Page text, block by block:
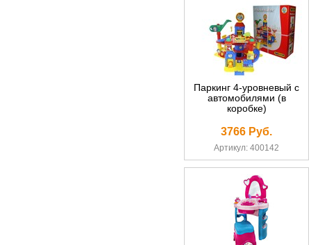
Паркинг 4-уровневый с
автомобилями (в
коробке)
3766 Руб.
Артикул: 400142